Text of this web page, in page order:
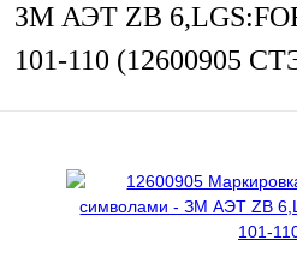
ЗМ АЭТ ZB
101-110 (12600905